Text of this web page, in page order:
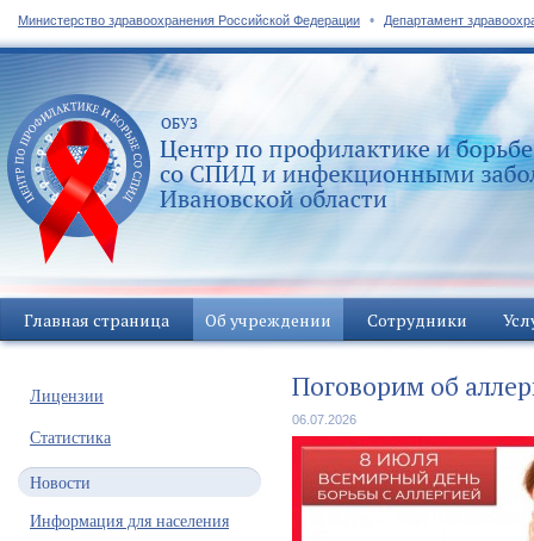
Министерство здравоохранения Российской Федерации • Департамент
Главная страница Об учреждении Сотрудники
Лицензии
Статистика
Новости
Информация для населения
Поговорим об
06.07.2026